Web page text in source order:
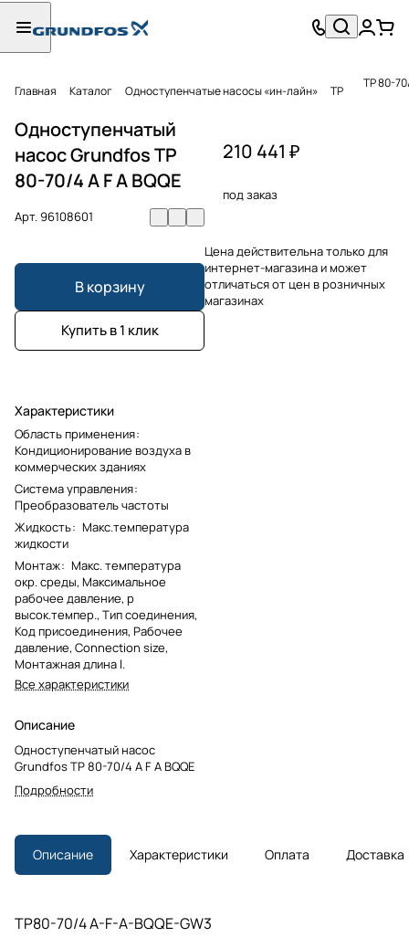
Главная Каталог Одноступенчатые насосы «ин-лайн» TP TP 80-
Одноступенчатый
насос Grundfos TP
80-70/4 A F A BQQE
Арт.96108601
В корзину
Купить в 1 клик
Характеристики
Область применения:
Кондиционирование воздуха в
коммерческих зданиях
Система управления:
Преобразователь частоты
Жидкость: Макс.температура
жидкости
Монтаж: Макс. температура
окр. среды, Максимальное
рабочее давление, p
высок.темпер., Тип соединения,
Код присоединения, Рабочее
давление, Connection size,
Монтажная длина l.
Все характеристики
Описание
Одноступенчатый насос
Grundfos TP 80-70/4 A F A BQQE
Подробности
210 441 ₽
под заказ
Цена действительна только для
интернет-магазина и может
отличаться от цен в розничных
магазинах
Описание Характеристики Оплата Доставка
TP80-70/4 A-F-A-BQQE-GW3